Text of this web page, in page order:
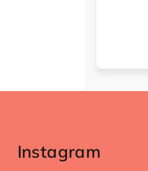
Instagram